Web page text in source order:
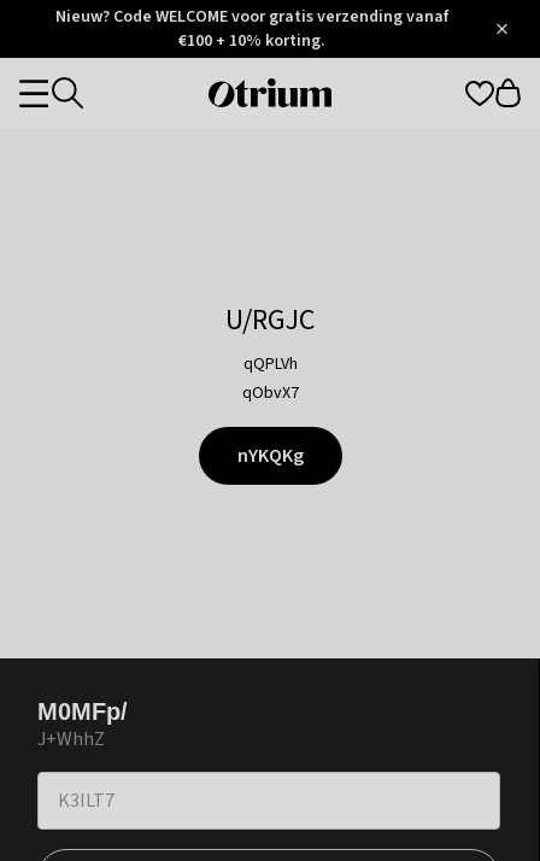
Otrium
Trustpilot
Nieuw? Code WELCOME voor gratis verzending vanaf
€100 + 10% korting.
Otrium
Categories
U/RGJC
qQPLVh
qObvX7
nYKQKg
M0MFp/
J+WhhZ